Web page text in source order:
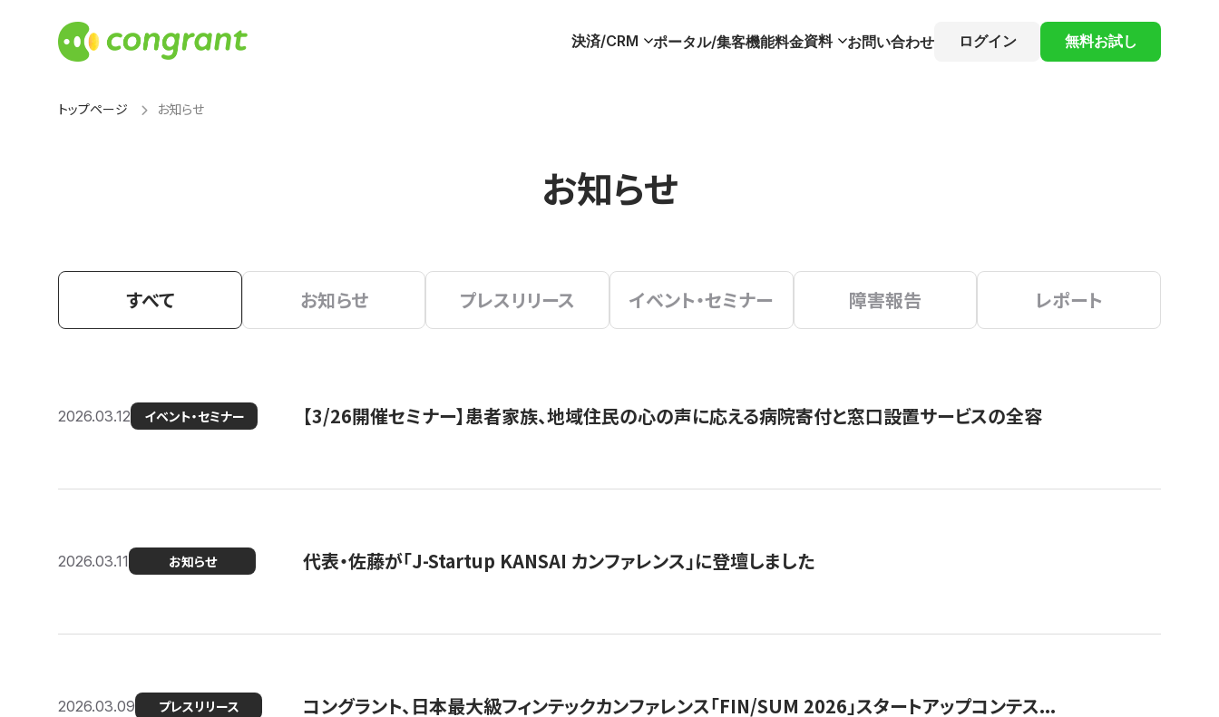
決済/CRM ポータル/集客機能料金資料 お問い合わせ ログイン 無料お試し
トップページ お知らせ
お知らせ
すべて お知らせ プレスリリース イベント・セミナー 障害報告 レポート
2026.03.12 イベント・セミナー 【3/26開催セミナー】患者家族、地域住民の心の声に応える病院寄付と窓口設置サービスの全容
2026.03.11 お知らせ 代表・佐藤が「J-Startup KANSAI カンファレンス」に登壇しました
2026.03.09 プレスリリース コングラント、日本最大級フィンテックカンファレンス「FIN/SUM 2026」スタートアップコンテス...